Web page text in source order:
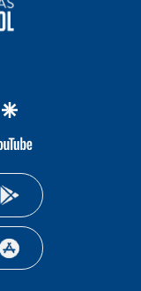
google
youtube-